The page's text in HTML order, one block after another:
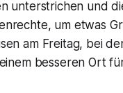
unterstrichen und
um etwas
am Freitag, bei
besseren Ort